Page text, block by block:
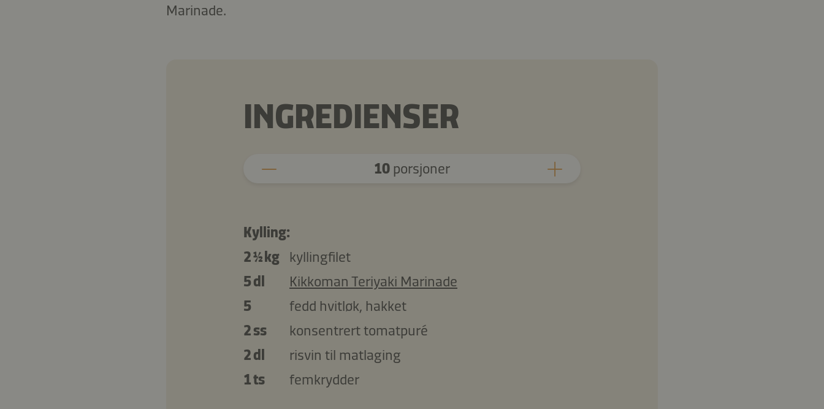
Marinade.
INGREDIENSER
10porsjoner
Kylling:
2 ½ kg
kyllingfilet
5 dl
Kikkoman Teriyaki Marinade
5
fedd hvitløk, hakket
2 ss
konsentrert tomatpuré
2 dl
risvin til matlaging
1 ts
femkrydder